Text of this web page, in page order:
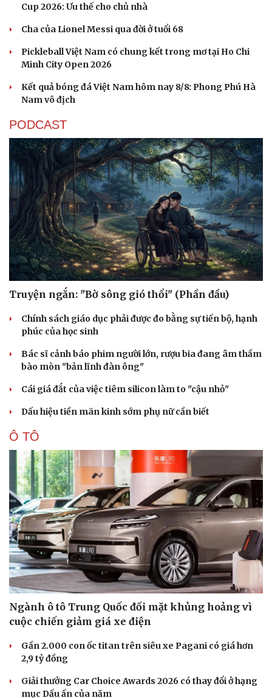
Cải chính
Cup 2026: Ưu thế cho chủ nhà
Cha của Lionel Messi qua đời ở tuổi 68
Pickleball Việt Nam có chung kết trong mơ tại Ho Chi
Minh City Open 2026
Kết quả bóng đá Việt Nam hôm nay 8/8: Phong Phú Hà
Nam vô địch
PODCAST
Truyện ngắn: "Bờ sông gió thổi" (Phần đầu)
Chính sách giáo dục phải được đo bằng sự tiến bộ, hạnh
phúc của học sinh
Bác sĩ cảnh báo phim người lớn, rượu bia đang âm thầm
bào mòn "bản lĩnh đàn ông"
Cái giá đắt của việc tiêm silicon làm to "cậu nhỏ"
Dấu hiệu tiền mãn kinh sớm phụ nữ cần biết
Ô TÔ
Ngành ô tô Trung Quốc đối mặt khủng hoảng vì
cuộc chiến giảm giá xe điện
Gần 2.000 con ốc titan trên siêu xe Pagani có giá hơn
2,9 tỷ đồng
Giải thưởng Car Choice Awards 2026 có thay đổi ở hạng
mục Dấu ấn của năm